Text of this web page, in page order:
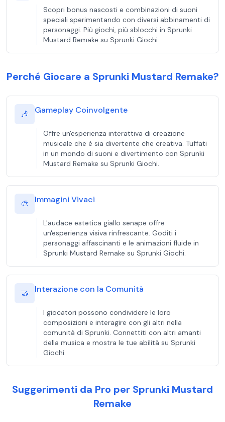
Scopri bonus nascosti e combinazioni di suoni
speciali sperimentando con diversi abbinamenti di
personaggi. Più giochi, più sblocchi in Sprunki
Mustard Remake su Sprunki Giochi.
Perché Giocare a Sprunki Mustard Remake?
🎶 Gameplay Coinvolgente
Offre un'esperienza interattiva di creazione
musicale che è sia divertente che creativa. Tuffati
in un mondo di suoni e divertimento con Sprunki
Mustard Remake su Sprunki Giochi.
🎨 Immagini Vivaci
L'audace estetica giallo senape offre
un'esperienza visiva rinfrescante. Goditi i
personaggi affascinanti e le animazioni fluide in
Sprunki Mustard Remake su Sprunki Giochi.
🤝 Interazione con la Comunità
I giocatori possono condividere le loro
composizioni e interagire con gli altri nella
comunità di Sprunki. Connettiti con altri amanti
della musica e mostra le tue abilità su Sprunki
Giochi.
Suggerimenti da Pro per Sprunki Mustard
Remake